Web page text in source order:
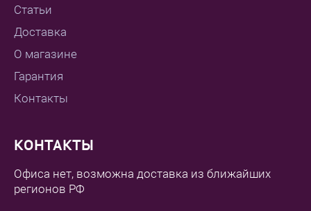
Статьи
Доставка
О магазине
Гарантия
Контакты
КОНТАКТЫ
Офиса нет, возможна доставка из ближайших
регионов РФ